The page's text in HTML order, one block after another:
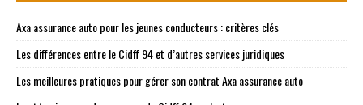
Axa assurance auto pour les jeunes conducteurs : critères clés
Les différences entre le Cidff 94 et d’autres services juridiques
Les meilleures pratiques pour gérer son contrat Axa assurance auto